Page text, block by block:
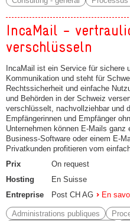
IncaMail -
verschlüsseln
IncaMail ist ein Service für sichere
Kommunikation und steht für
Rechtssicherheit und einfache
und Behörden in der Schweiz
verschlüsselt, nachvollziehbar und
Empfängerinnen und Empfänger
Unternehmen können E-Mails ganz
Business-Software oder einem E-
Privatkunden profitieren vom
Prix
On request
Hosting
En Suisse
Entreprise
Post CH AG En
Administrations publiques